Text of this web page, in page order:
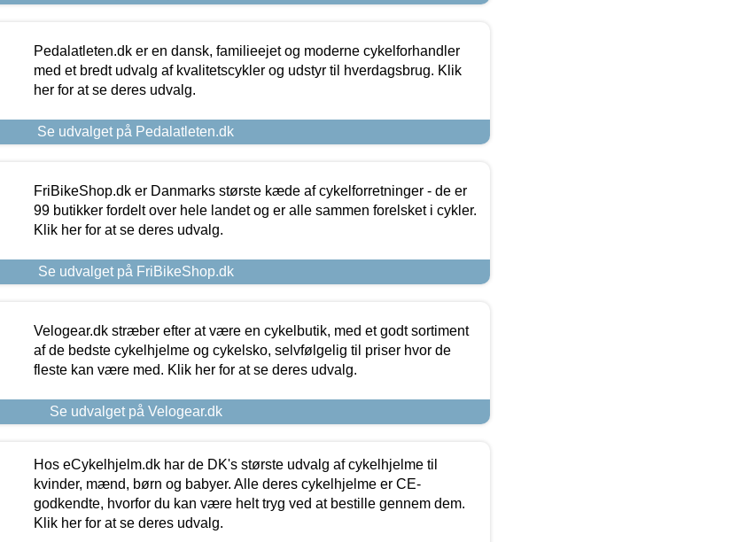
Pedalatleten.dk er en dansk, familieejet og moderne cykelforhandler
med et bredt udvalg af kvalitetscykler og udstyr til hverdagsbrug. Klik
her for at se deres udvalg.
Se udvalget på Pedalatleten.dk
FriBikeShop.dk er Danmarks største kæde af cykelforretninger - de er
99 butikker fordelt over hele landet og er alle sammen forelsket i cykler.
Klik her for at se deres udvalg.
Se udvalget på FriBikeShop.dk
Velogear.dk stræber efter at være en cykelbutik, med et godt sortiment
af de bedste cykelhjelme og cykelsko, selvfølgelig til priser hvor de
fleste kan være med. Klik her for at se deres udvalg.
Se udvalget på Velogear.dk
Hos eCykelhjelm.dk har de DK's største udvalg af cykelhjelme til
kvinder, mænd, børn og babyer. Alle deres cykelhjelme er CE-
godkendte, hvorfor du kan være helt tryg ved at bestille gennem dem.
Klik her for at se deres udvalg.